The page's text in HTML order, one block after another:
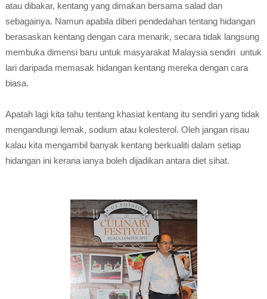
atau dibakar, kentang yang dimakan bersama salad dan
sebagainya. Namun apabila diberi pendedahan tentang hidangan
berasaskan kentang dengan cara menarik, secara tidak langsung
membuka dimensi baru untuk masyarakat Malaysia sendiri untuk
lari daripada memasak hidangan kentang mereka dengan cara
biasa.
Apatah lagi kita tahu tentang khasiat kentang itu sendiri yang tidak
mengandungi lemak, sodium atau kolesterol. Oleh jangan risau
kalau kita mengambil banyak kentang berkualiti dalam setiap
hidangan ini kerana ianya boleh dijadikan antara diet sihat.